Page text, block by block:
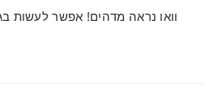
וואו נראה מדהים! אפשר לעשות